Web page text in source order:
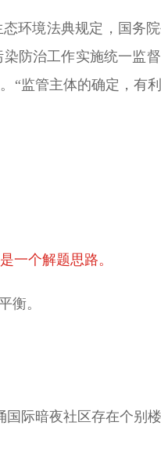
环境法典规定，国务
防治工作实施统一监
“监管主体的确定，有
一个解题思路。
衡。
际暗夜社区存在个别